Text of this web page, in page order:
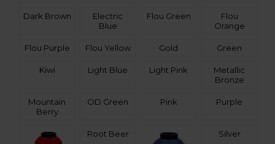
Dark Brown
Electric
Blue
Flou Green
Flou
Orange
Flou Purple Flou Yellow Gold Green
Kiwi Light Blue Light Pink
Metallic
Bronze
Mountain
Berry
OD Green Pink Purple
Root Beer Silver